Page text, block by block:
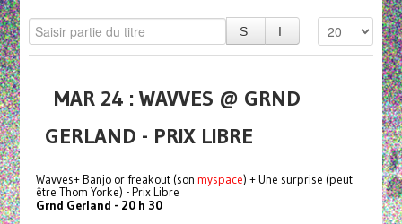
MAR 24 : WAVVES @ GRND
GERLAND - PRIX LIBRE
Wavves+ Banjo or freakout (son myspace) + Une surprise (peut
être Thom Yorke) - Prix Libre
Grnd Gerland - 20 h 30